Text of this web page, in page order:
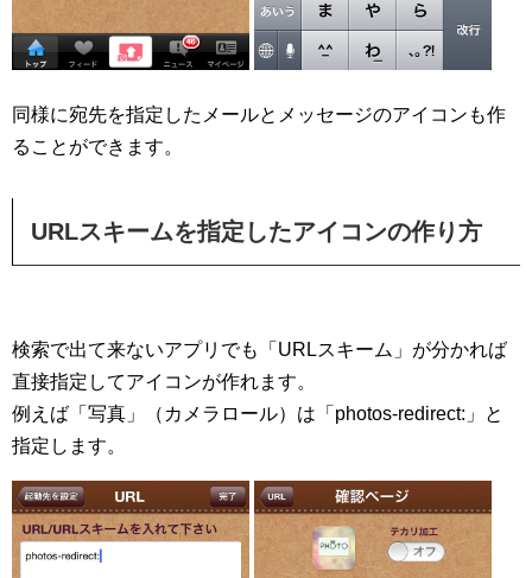
同様に宛先を指定したメールとメッセージのアイコンも作
ることができます。
URLスキームを指定したアイコンの作り方
検索で出て来ないアプリでも「URLスキーム」が分かれば
直接指定してアイコンが作れます。
例えば「写真」（カメラロール）は「photos-redirect:」と
指定します。